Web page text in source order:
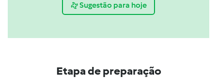
Sugestão para hoje
Etapa de preparação